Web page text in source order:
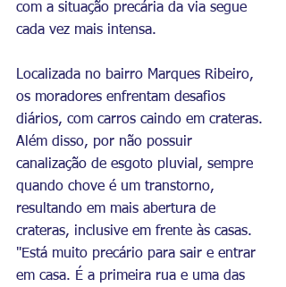
com a situação precária da via segue
cada vez mais intensa.
Localizada no bairro Marques Ribeiro,
os moradores enfrentam desafios
diários, com carros caindo em crateras.
Além disso, por não possuir
canalização de esgoto pluvial, sempre
quando chove é um transtorno,
resultando em mais abertura de
crateras, inclusive em frente às casas.
"Está muito precário para sair e entrar
em casa. É a primeira rua e uma das